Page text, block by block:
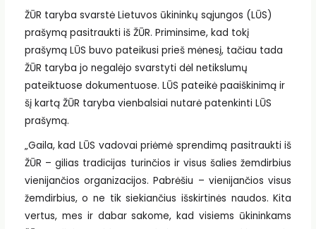
ŽŪR taryba svarstė Lietuvos ūkininkų sąjungos (LŪS)
prašymą pasitraukti iš ŽŪR. Priminsime, kad tokį
prašymą LŪS buvo pateikusi prieš mėnesį, tačiau tada
ŽŪR taryba jo negalėjo svarstyti dėl netikslumų
pateiktuose dokumentuose. LŪS pateikė paaiškinimą ir
šį kartą ŽŪR taryba vienbalsiai nutarė patenkinti LŪS
prašymą.
„Gaila, kad LŪS vadovai priėmė sprendimą pasitraukti iš
ŽŪR – gilias tradicijas turinčios ir visus šalies žemdirbius
vienijančios organizacijos. Pabrėšiu – vienijančios visus
žemdirbius, o ne tik siekiančius išskirtinės naudos. Kita
vertus, mes ir dabar sakome, kad visiems ūkininkams